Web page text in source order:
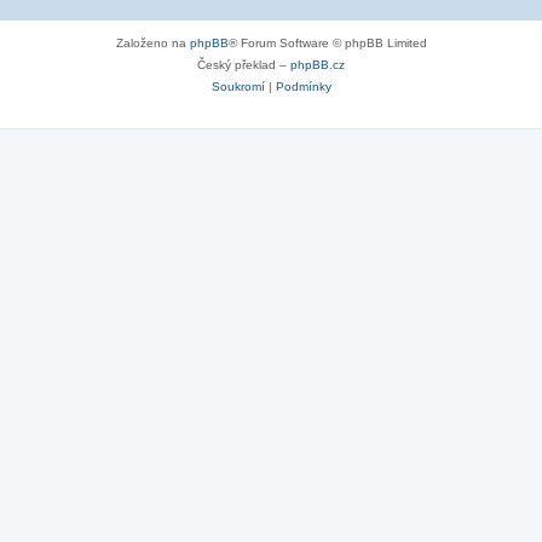
Založeno na phpBB® Forum Software © phpBB Limited
Český překlad – phpBB.cz
Soukromí| Podmínky